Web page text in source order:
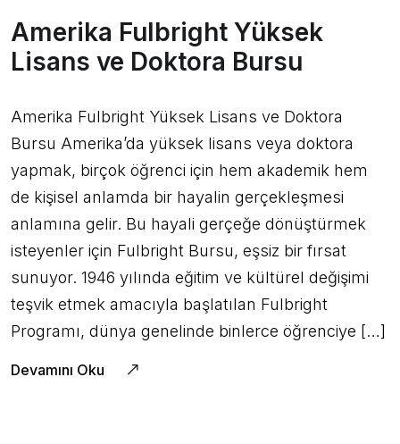
Amerika Fulbright Yüksek
Lisans ve Doktora Bursu
Amerika Fulbright Yüksek Lisans ve Doktora
Bursu Amerika’da yüksek lisans veya doktora
yapmak, birçok öğrenci için hem akademik hem
de kişisel anlamda bir hayalin gerçekleşmesi
anlamına gelir. Bu hayali gerçeğe dönüştürmek
isteyenler için Fulbright Bursu, eşsiz bir fırsat
sunuyor. 1946 yılında eğitim ve kültürel değişimi
teşvik etmek amacıyla başlatılan Fulbright
Programı, dünya genelinde binlerce öğrenciye […]
Devamını Oku